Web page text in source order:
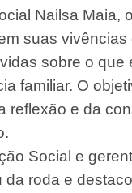
Nailsa Maia,
suas
sobre o que
familiar. O
reflexão e da
Social e
da roda e